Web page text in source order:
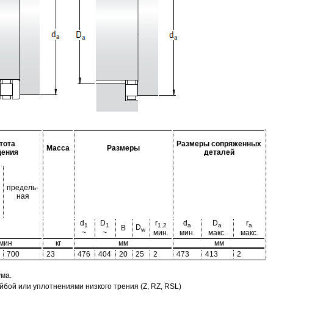
Масса Размеры
Размеры сопряженных
деталей
предель-
ная
d1
~
D1
~
B Dw
r1,2
мин.
da
мин.
Da
макс.
ra
макс.
кг мм
мм
700 23 476 404 20 25 2 473 413 2
или уплотнениями низкого трения (Z, RZ, RSL)